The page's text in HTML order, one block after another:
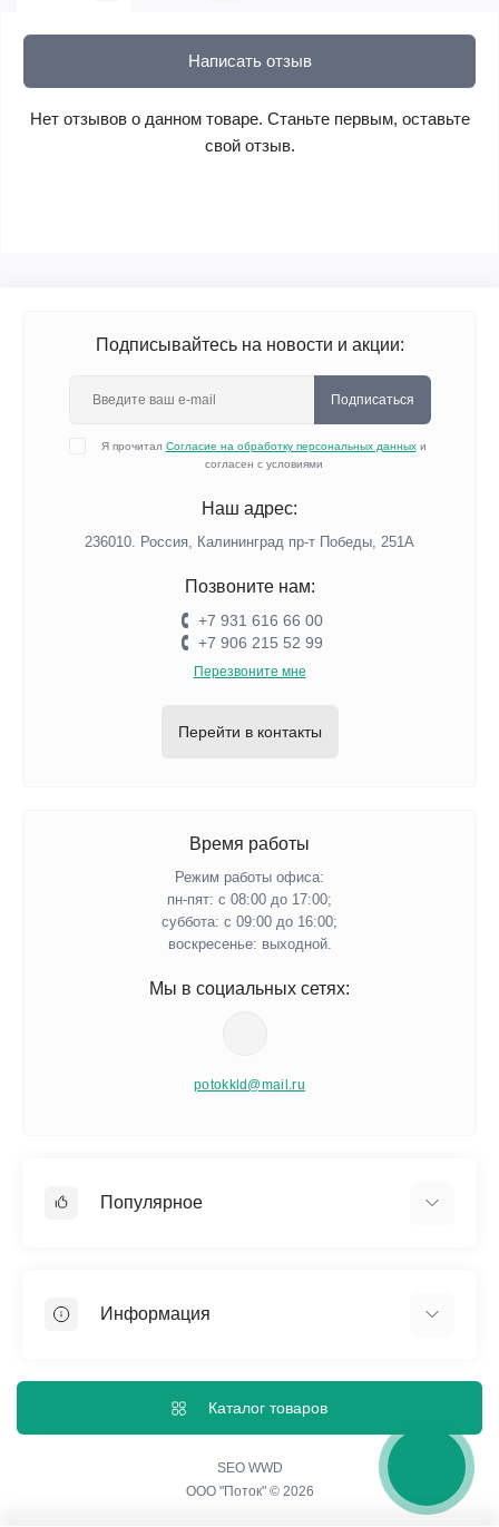
Написать отзыв
Нет отзывов о данном товаре. Станьте первым, оставьте
свой отзыв.
Подписывайтесь на новости и акции:
Подписаться
Я прочитал Согласие на обработку персональных данныхи
согласен с условиями
Наш адрес:
236010. Россия, Калининград пр-т Победы, 251А
Позвоните нам:
+7 931 616 66 00
+7 906 215 52 99
Перезвоните мне
Перейти в контакты
Время работы
Режим работы офиса:
пн-пят: с 08:00 до 17:00;
суббота: с 09:00 до 16:00;
воскресенье: выходной.
Мы в социальных сетях:
potokkld@mail.ru
Популярное
Благоустройство захоронения
Гравировальные работы
Информация
Политика конфиденциальности
Согласие на обработку персональных данных
Каталог товаров
SEO WWD
ООО "Поток" © 2026